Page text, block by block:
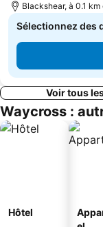
Blackshear, à 0.1
Sélectionnez des
Voir tous
Waycross :
Hôtel